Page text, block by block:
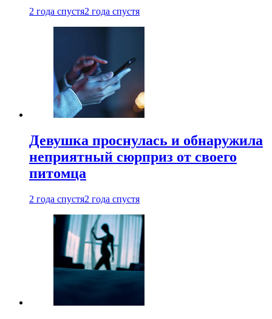
2 года спустя2 года спустя
Девушка проснулась и обнаружила
неприятный сюрприз от своего
питомца
2 года спустя2 года спустя